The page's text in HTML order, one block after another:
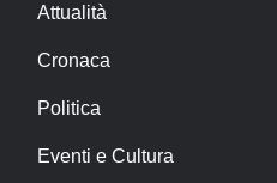
Attualità
Cronaca
Politica
Eventi e Cultura